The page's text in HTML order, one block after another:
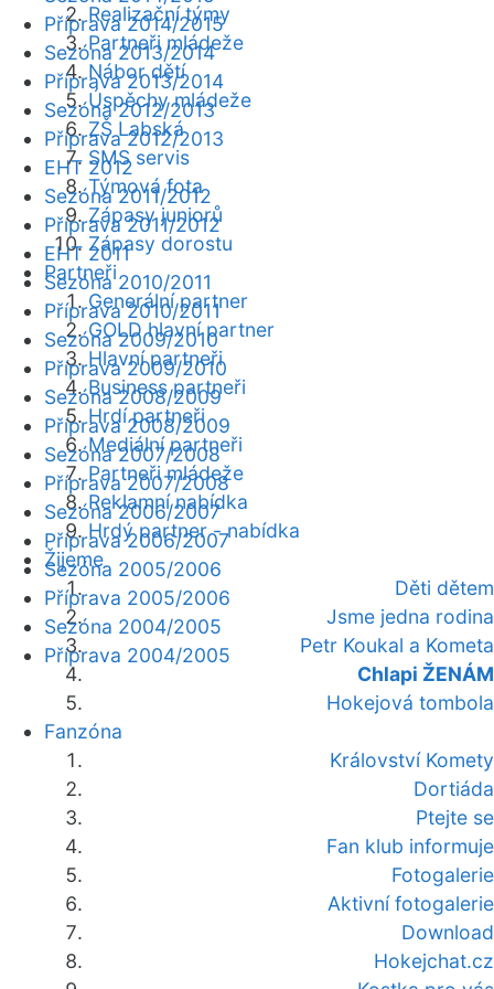
Realizační týmy
Partneři mládeže
Nábor dětí
Úspěchy mládeže
ZŠ Labská
SMS servis
Týmová fota
Zápasy juniorů
Zápasy dorostu
Partneři
Generální partner
GOLD hlavní partner
Hlavní partneři
Business partneři
Hrdí partneři
Mediální partneři
Partneři mládeže
Reklamní nabídka
Hrdý partner - nabídka
Žijeme
Děti dětem
Jsme jedna rodina
Petr Koukal a Kometa
Chlapi ŽENÁM
Hokejová tombola
Fanzóna
Království Komety
Dortiáda
Ptejte se
Fan klub informuje
Fotogalerie
Aktivní fotogalerie
Download
Hokejchat.cz
Příprava 2014/2015
Sezóna 2013/2014
Příprava 2013/2014
Sezóna 2012/2013
Příprava 2012/2013
EHT 2012
Sezóna 2011/2012
Příprava 2011/2012
EHT 2011
Sezóna 2010/2011
Příprava 2010/2011
Sezóna 2009/2010
Příprava 2009/2010
Sezóna 2008/2009
Příprava 2008/2009
Sezóna 2007/2008
Příprava 2007/2008
Sezóna 2006/2007
Příprava 2006/2007
Sezóna 2005/2006
Příprava 2005/2006
Sezóna 2004/2005
Příprava 2004/2005